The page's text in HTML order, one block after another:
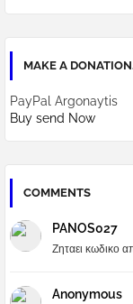
MAKE A
PayPal Argonaytis
Buy send Now
COMMENTS
PANOS027
Ζηταει κωδικο
Anonymous